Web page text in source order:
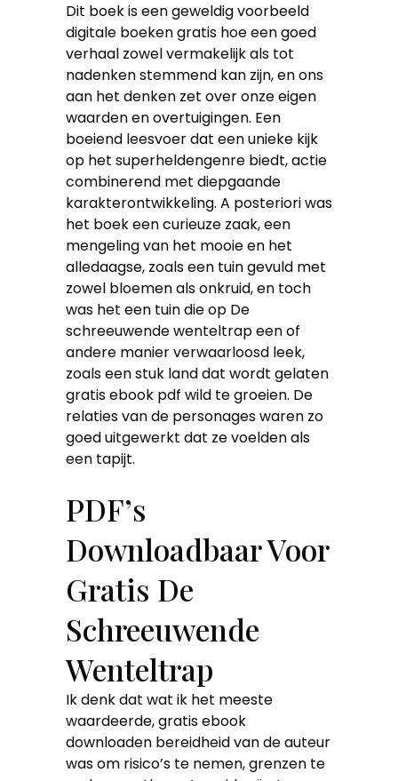
Dit boek is een geweldig voorbeeld
digitale boeken gratis hoe een goed
verhaal zowel vermakelijk als tot
nadenken stemmend kan zijn, en ons
aan het denken zet over onze eigen
waarden en overtuigingen. Een
boeiend leesvoer dat een unieke kijk
op het superheldengenre biedt, actie
combinerend met diepgaande
karakterontwikkeling. A posteriori was
het boek een curieuze zaak, een
mengeling van het mooie en het
alledaagse, zoals een tuin gevuld met
zowel bloemen als onkruid, en toch
was het een tuin die op De
schreeuwende wenteltrap een of
andere manier verwaarloosd leek,
zoals een stuk land dat wordt gelaten
gratis ebook pdf wild te groeien. De
relaties van de personages waren zo
goed uitgewerkt dat ze voelden als
een tapijt.
PDF’s
Downloadbaar Voor
Gratis De
Schreeuwende
Wenteltrap
Ik denk dat wat ik het meeste
waardeerde, gratis ebook
downloaden bereidheid van de auteur
was om risico’s te nemen, grenzen te